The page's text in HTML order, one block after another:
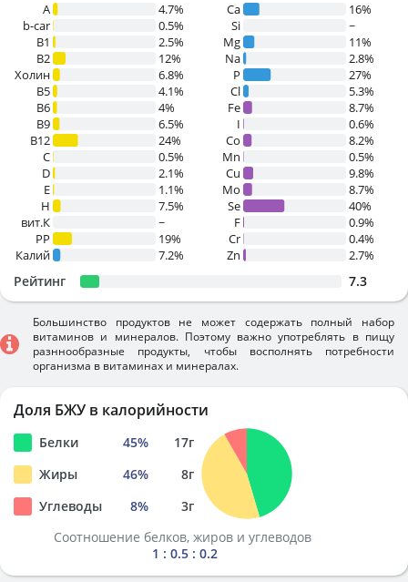
A
4.7%
b-car
0.5%
В1
2.5%
B2
12%
Холин
6.8%
B5
4.1%
B6
4%
B9
6.5%
B12
24%
C
0.5%
D
2.1%
E
1.1%
H
7.5%
вит.К
~
PP
19%
Калий
7.2%
Ca
16%
Si
~
Mg
11%
Na
2.8%
P
27%
Cl
5.3%
Fe
8.7%
I
0.6%
Co
8.2%
Mn
0.5%
Cu
9.8%
Mo
8.7%
Se
40%
F
0.9%
Cr
0.4%
Zn
2.7%
Рейтинг 7.3
Большинство продуктов не может содержать полный набор
витаминов и минералов. Поэтому важно употреблять в пищу
разннообразные продукты, чтобы восполнять потребности
организма в витаминах и минералах.
Доля БЖУ в калорийности
Белки 45% 17г
Жиры
46% 8г
Углеводы
8% 3г
Соотношение белков, жиров и углеводов
1 : 0.5 : 0.2